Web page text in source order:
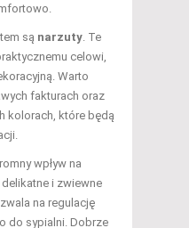
są narzuty . Te
celowi,
Warto
fakturach oraz
kolorach, które będą
wpływ na
i zwiewne
na regulację
do sypialni. Dobrze